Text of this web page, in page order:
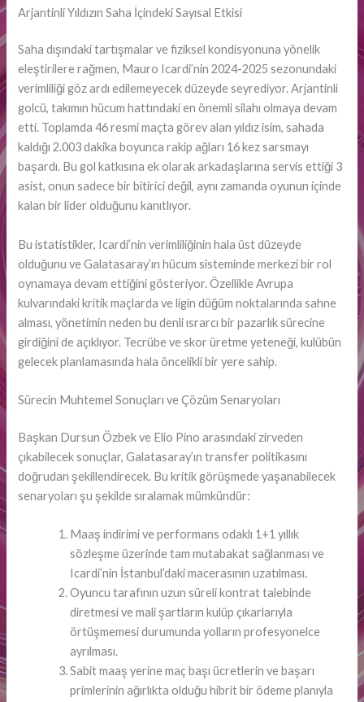
Arjantinli Yıldızın Saha İçindeki Sayısal Etkisi
Saha dışındaki tartışmalar ve fiziksel kondisyonuna yönelik
eleştirilere rağmen, Mauro Icardi’nin 2024-2025 sezonundaki
verimliliği göz ardı edilemeyecek düzeyde seyrediyor. Arjantinli
golcü, takımın hücum hattındaki en önemli silahı olmaya devam
etti. Toplamda 46 resmi maçta görev alan yıldız isim, sahada
kaldığı 2.003 dakika boyunca rakip ağları 16 kez sarsmayı
başardı. Bu gol katkısına ek olarak arkadaşlarına servis ettiği 3
asist, onun sadece bir bitirici değil, aynı zamanda oyunun içinde
kalan bir lider olduğunu kanıtlıyor.
Bu istatistikler, Icardi’nin verimliliğinin hala üst düzeyde
olduğunu ve Galatasaray’ın hücum sisteminde merkezi bir rol
oynamaya devam ettiğini gösteriyor. Özellikle Avrupa
kulvarındaki kritik maçlarda ve ligin düğüm noktalarında sahne
alması, yönetimin neden bu denli ısrarcı bir pazarlık sürecine
girdiğini de açıklıyor. Tecrübe ve skor üretme yeteneği, kulübün
gelecek planlamasında hala öncelikli bir yere sahip.
Sürecin Muhtemel Sonuçları ve Çözüm Senaryoları
Başkan Dursun Özbek ve Elio Pino arasındaki zirveden
çıkabilecek sonuçlar, Galatasaray’ın transfer politikasını
doğrudan şekillendirecek. Bu kritik görüşmede yaşanabilecek
senaryoları şu şekilde sıralamak mümkündür:
Maaş indirimi ve performans odaklı 1+1 yıllık
sözleşme üzerinde tam mutabakat sağlanması ve
Icardi’nin İstanbul’daki macerasının uzatılması.
Oyuncu tarafının uzun süreli kontrat talebinde
diretmesi ve mali şartların kulüp çıkarlarıyla
örtüşmemesi durumunda yolların profesyonelce
ayrılması.
Sabit maaş yerine maç başı ücretlerin ve başarı
primlerinin ağırlıkta olduğu hibrit bir ödeme planıyla